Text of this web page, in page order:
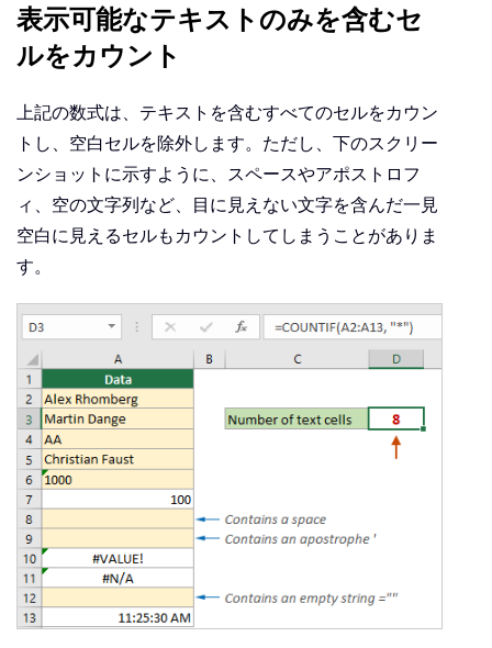
表示可能なテキストのみを含むセ
ルをカウント
上記の数式は、テキストを含むすべてのセルをカウン
トし、空白セルを除外します。ただし、下のスクリー
ンショットに示すように、スペースやアポストロフ
ィ、空の文字列など、目に見えない文字を含んだ一見
空白に見えるセルもカウントしてしまうことがありま
す。